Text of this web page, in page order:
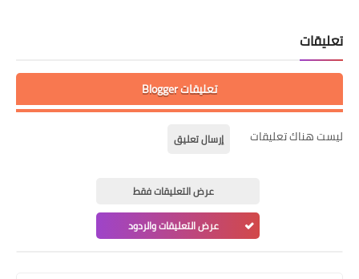
تعليقات
تعليقات Blogger
ليست هناك تعليقات إرسال تعليق
عرض التعليقات فقط
عرض التعليقات والردود